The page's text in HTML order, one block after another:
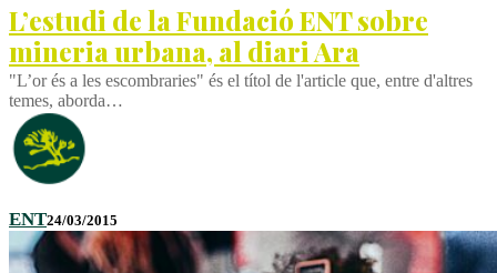
L’estudi de la Fundació ENT sobre
mineria urbana, al diari Ara
"L’or és a les escombraries" és el títol de l'article que, entre d'altres
temes, aborda…
ENT24/03/2015